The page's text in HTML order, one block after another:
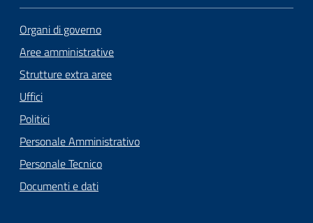
Organi di governo
Aree amministrative
Strutture extra aree
Uffici
Politici
Personale Amministrativo
Personale Tecnico
Documenti e dati